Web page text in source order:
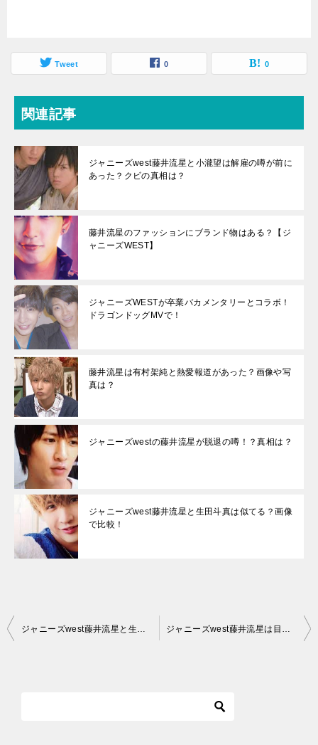
Tweet 0 0
関連記事
ジャニーズwest藤井流星と小瀧望は解雇の噂が前に
あった？クビの真相は？
藤井流星のファッションにブランド物はある？【ジ
ャニーズWEST】
ジャニーズWESTが卒業バカメンタリーとコラボ！
ドラゴンドッグMVで！
藤井流星は有村架純と熱愛報道があった？画像や写
真は？
ジャニーズwestの藤井流星が脱退の噂！？真相は？
ジャニーズwest藤井流星と生田斗真は似てる？画像
で比較！
投
ジャニーズwest藤井流星と生田斗真は似てる？画像で比較！ ジャニーズwest藤井流星は目を整形してる？イケメン？恋愛観はどんな感じ？